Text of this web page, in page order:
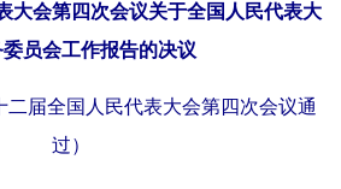
大会第四次会议关于全国人民代表大
员会工作报告的决议
二届全国人民代表大会第四次会议通
过）